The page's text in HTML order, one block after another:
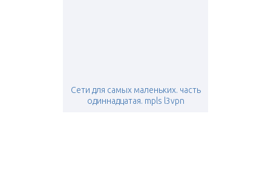
Сети для самых маленьких. часть
одиннадцатая. mpls l3vpn